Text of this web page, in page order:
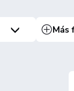
Más